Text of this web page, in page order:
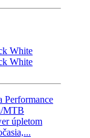
Performance
MTB
úpletom